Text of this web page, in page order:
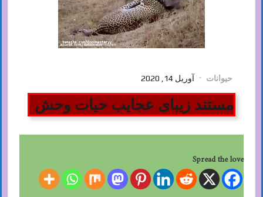
حیوانات آوریل 14, 2020
مستند زیبای عجایب حیات وحش
Spread the love